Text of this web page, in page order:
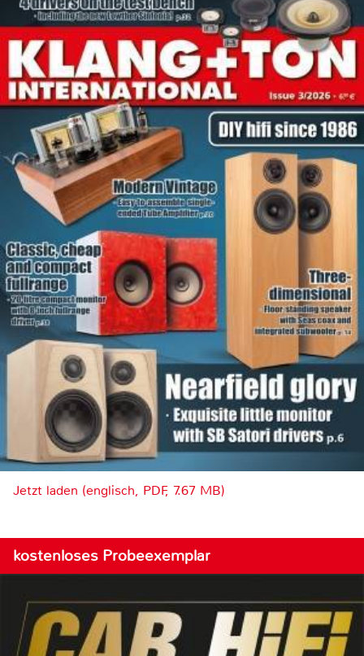
Jetzt laden (englisch, PDF, 7.67 MB)
kostenloses Probeexemplar